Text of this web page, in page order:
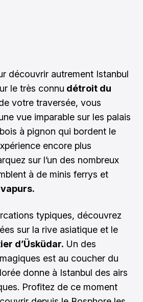
découvrir autrement Istanbul
le très connu détroit du
votre traversée, vous
vue imparable sur les palais
à pignon qui bordent le
encore plus
sur l’un des nombreux
à de minis ferrys et
typiques, découvrez
sur la rive asiatique et le
d’Üsküdar. Un des
est au coucher du
donne à Istanbul des airs
Profitez de ce moment